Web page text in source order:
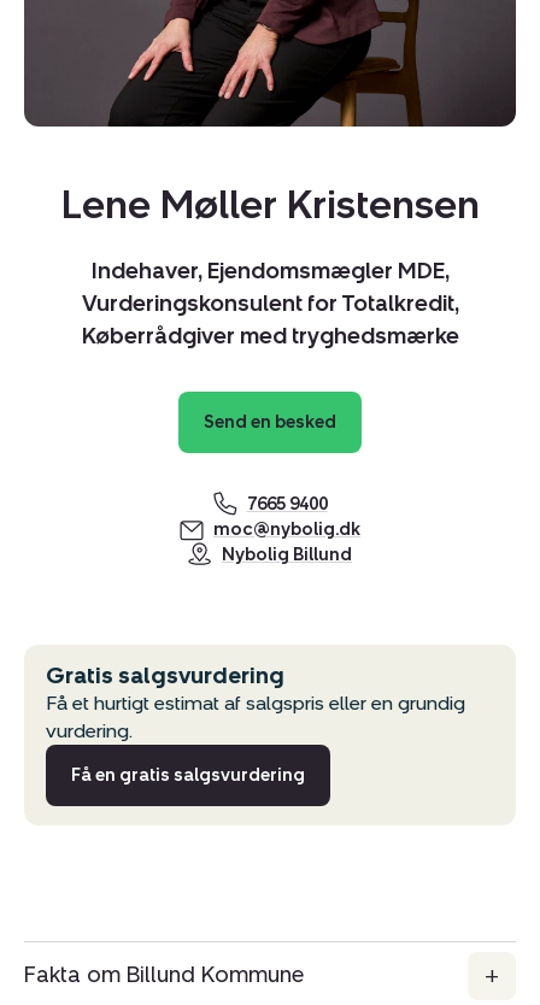
Lene Møller Kristensen
Indehaver, Ejendomsmægler MDE,
Vurderingskonsulent for Totalkredit,
Køberrådgiver med tryghedsmærke
Send en besked
7665 9400
moc@nybolig.dk
Nybolig Billund
Gratis salgsvurdering
Få et hurtigt estimat af salgspris eller en grundig
vurdering.
Få en gratis salgsvurdering
Fakta om Billund Kommune